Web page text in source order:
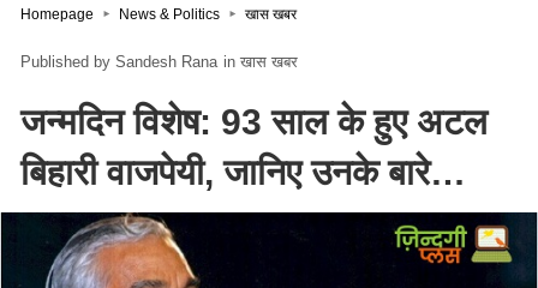
Homepage News & Politics खास खबर
Sandesh Rana in खास खबर
जन्मदिन विशेष: 93 साल के हुए अटल
बिहारी वाजपेयी, जानिए उनके बारे…